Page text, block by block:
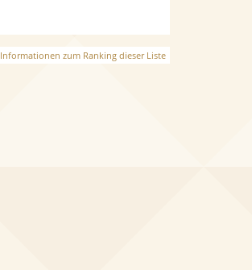
Informationen zum Ranking dieser Liste